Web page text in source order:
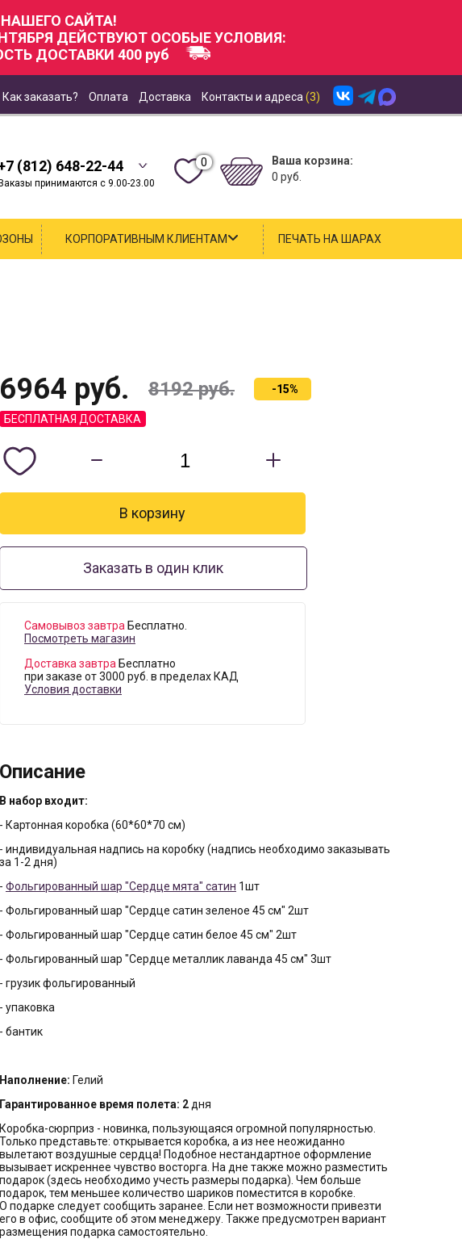
САЙТА!
ДЕЙСТВУЮТ ОСОБЫЕ УСЛОВИЯ:
ДОСТАВКИ 400 руб
Как заказать? Оплата Доставка Контакты и адреса (3)
(812) 648-22-44
принимаются с 9.00-23.00
0
Ваша корзина:
0 руб.
КОРПОРАТИВНЫМ КЛИЕНТАМ ПЕЧАТЬ НА ШАРАХ
6964 руб. 8192руб. -15%
БЕСПЛАТНАЯ ДОСТАВКА
Заказать в один клик
Самовывоз завтра Бесплатно.
Посмотреть магазин
Доставка завтра Бесплатно
при заказе от 3000 руб. в пределах КАД
Условия доставки
Описание
В набор входит:
- Картонная коробка (60*60*70 см)
- индивидуальная надпись на коробку (надпись необходимо заказывать
за 1-2 дня)
- Фольгированный шар "Сердце мята" сатин 1шт
- Фольгированный шар "Сердце сатин зеленое 45 см" 2шт
- Фольгированный шар "Сердце сатин белое 45 см" 2шт
- Фольгированный шар "Сердце металлик лаванда 45 см" 3шт
- грузик фольгированный
- упаковка
- бантик
Наполнение: Гелий
Гарантированное время полета: 2 дня
Коробка-сюрприз - новинка, пользующаяся огромной популярностью.
Только представьте: открывается коробка, а из нее неожиданно
вылетают воздушные сердца! Подобное нестандартное оформление
вызывает искреннее чувство восторга. На дне также можно разместить
подарок (здесь необходимо учесть размеры подарка). Чем больше
подарок, тем меньшее количество шариков поместится в коробке.
О подарке следует сообщить заранее. Если нет возможности привезти
его в офис, сообщите об этом менеджеру. Также предусмотрен вариант
размещения подарка самостоятельно.